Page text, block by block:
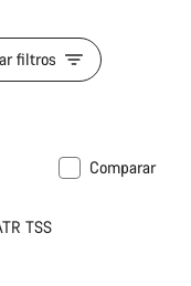
filtros
Comparar
TSS